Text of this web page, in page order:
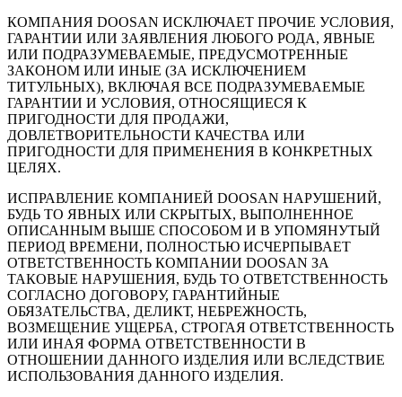
КОМПАНИЯ DOOSAN ИСКЛЮЧАЕТ ПРОЧИЕ УСЛОВИЯ,
ГАРАНТИИ ИЛИ ЗАЯВЛЕНИЯ ЛЮБОГО РОДА, ЯВНЫЕ
ИЛИ ПОДРАЗУМЕВАЕМЫЕ, ПРЕДУСМОТРЕННЫЕ
ЗАКОНОМ ИЛИ ИНЫЕ (ЗА ИСКЛЮЧЕНИЕМ
ТИТУЛЬНЫХ), ВКЛЮЧАЯ ВСЕ ПОДРАЗУМЕВАЕМЫЕ
ГАРАНТИИ И УСЛОВИЯ, ОТНОСЯЩИЕСЯ К
ПРИГОДНОСТИ ДЛЯ ПРОДАЖИ,
ДОВЛЕТВОРИТЕЛЬНОСТИ КАЧЕСТВА ИЛИ
ПРИГОДНОСТИ ДЛЯ ПРИМЕНЕНИЯ В КОНКРЕТНЫХ
ЦЕЛЯХ.
ИСПРАВЛЕНИЕ КОМПАНИЕЙ DOOSAN НАРУШЕНИЙ,
БУДЬ ТО ЯВНЫХ ИЛИ СКРЫТЫХ, ВЫПОЛНЕННОЕ
ОПИСАННЫМ ВЫШЕ СПОСОБОМ И В УПОМЯНУТЫЙ
ПЕРИОД ВРЕМЕНИ, ПОЛНОСТЬЮ ИСЧЕРПЫВАЕТ
ОТВЕТСТВЕННОСТЬ КОМПАНИИ DOOSAN ЗА
ТАКОВЫЕ НАРУШЕНИЯ, БУДЬ ТО ОТВЕТСТВЕННОСТЬ
СОГЛАСНО ДОГОВОРУ, ГАРАНТИЙНЫЕ
ОБЯЗАТЕЛЬСТВА, ДЕЛИКТ, НЕБРЕЖНОСТЬ,
ВОЗМЕЩЕНИЕ УЩЕРБА, СТРОГАЯ ОТВЕТСТВЕННОСТЬ
ИЛИ ИНАЯ ФОРМА ОТВЕТСТВЕННОСТИ В
ОТНОШЕНИИ ДАННОГО ИЗДЕЛИЯ ИЛИ ВСЛЕДСТВИЕ
ИСПОЛЬЗОВАНИЯ ДАННОГО ИЗДЕЛИЯ.